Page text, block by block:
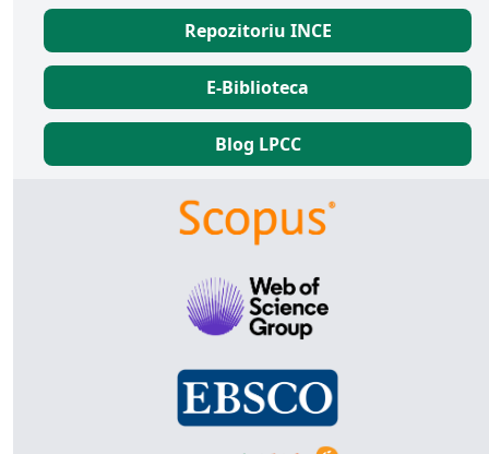
Repozitoriu INCE
E-Biblioteca
Blog LPCC